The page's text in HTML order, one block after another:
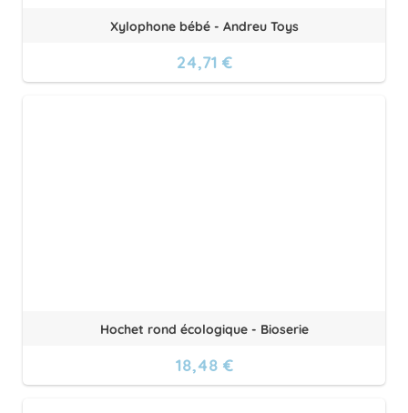
Xylophone bébé - Andreu Toys
24,71 €
Hochet rond écologique - Bioserie
18,48 €